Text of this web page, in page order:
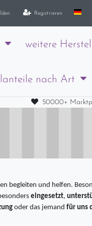
Registrieren
weitere
nach Art
50000+
begleiten und helfen.
eingesetzt,
oder das jemand für uns